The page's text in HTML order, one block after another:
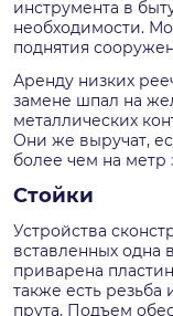
инструмента в
необходимости.
поднятия
Аренду низких
замене шпал на
металлических
Они же выручат,
более чем на метр
Стойки
Устройства
вставленных одна
приварена
также есть
прута. Подъем